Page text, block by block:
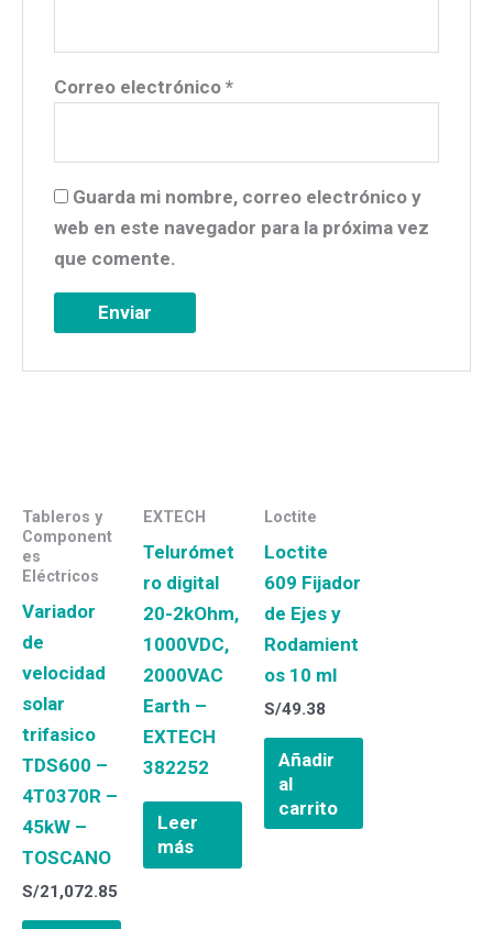
Correo electrónico*
Guarda mi nombre, correo electrónico y
web en este navegador para la próxima vez
que comente.
Tableros y
Component
es
Eléctricos
Variador
de
velocidad
solar
trifasico
TDS600 –
4T0370R –
45kW –
TOSCANO
S/21,072.85
EXTECH
Telurómet
ro digital
20-2kOhm,
1000VDC,
2000VAC
Earth –
EXTECH
382252
Leer
más
Loctite
Loctite
609 Fijador
de Ejes y
Rodamient
os 10 ml
S/49.38
Añadir
al
carrito